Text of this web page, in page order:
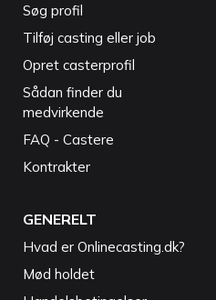
Søg profil
Tilføj casting eller job
Opret casterprofil
Sådan finder du
medvirkende
FAQ - Castere
Kontrakter
GENERELT
Hvad er Onlinecasting.dk?
Mød holdet